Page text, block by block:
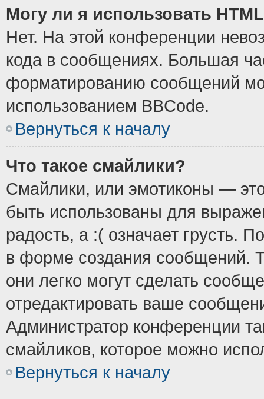
Могу ли я использовать
Нет. На этой конференции
кода в сообщениях. Большая
форматированию сообщений
использованием BBCode.
Вернуться к началу
Что такое смайлики?
Смайлики, или эмотиконы —
быть использованы для
радость, а :( означает грусть.
в форме создания сообщений.
они легко могут сделать
отредактировать ваше
Администратор конференции
смайликов, которое можно
Вернуться к началу